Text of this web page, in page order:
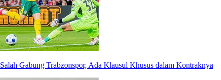
Salah Gabung Trabzonspor, Ada Klausul Khusus dalam Kontraknya